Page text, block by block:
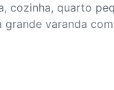
cozinha, quarto
varanda